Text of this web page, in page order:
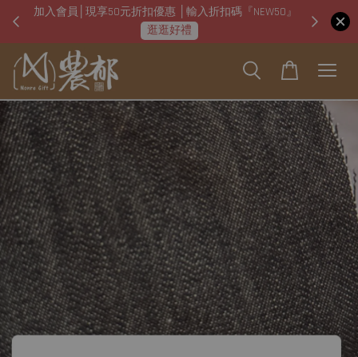
加入會員│現享50元折扣優惠 │輸入折扣碼『NEW50』
逛逛好禮
即日